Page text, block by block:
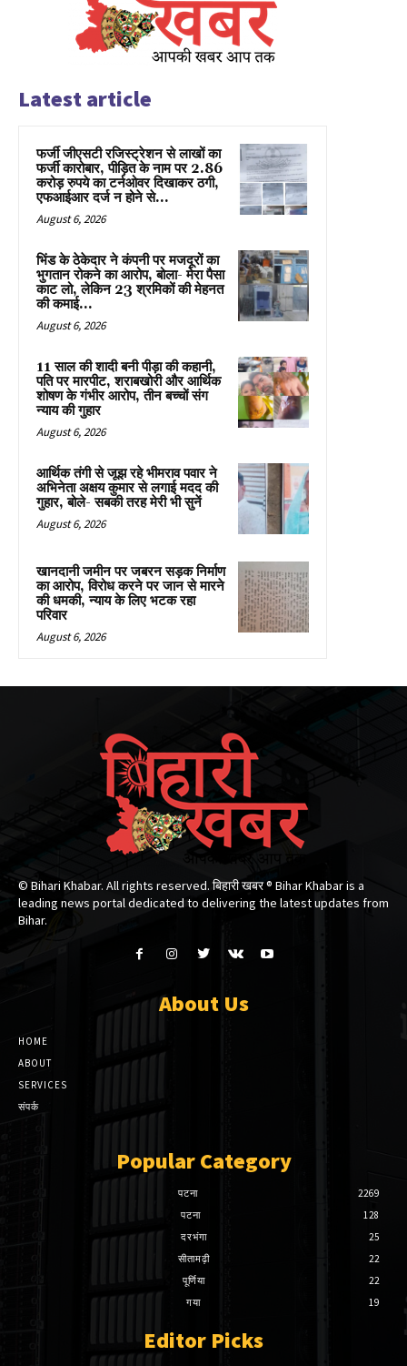
Latest article
फर्जी जीएसटी रजिस्ट्रेशन से लाखों का
फर्जी कारोबार, पीड़ित के नाम पर 2.86
करोड़ रुपये का टर्नओवर दिखाकर ठगी,
एफआईआर दर्ज न होने से...
August 6, 2026
भिंड के ठेकेदार ने कंपनी पर मजदूरों का
भुगतान रोकने का आरोप, बोला- मेरा पैसा
काट लो, लेकिन 23 श्रमिकों की मेहनत
की कमाई...
August 6, 2026
11 साल की शादी बनी पीड़ा की कहानी,
पति पर मारपीट, शराबखोरी और आर्थिक
शोषण के गंभीर आरोप, तीन बच्चों संग
न्याय की गुहार
August 6, 2026
आर्थिक तंगी से जूझ रहे भीमराव पवार ने
अभिनेता अक्षय कुमार से लगाई मदद की
गुहार, बोले- सबकी तरह मेरी भी सुनें
August 6, 2026
खानदानी जमीन पर जबरन सड़क निर्माण
का आरोप, विरोध करने पर जान से मारने
की धमकी, न्याय के लिए भटक रहा
परिवार
August 6, 2026
© Bihari Khabar. All rights reserved. बिहारी खबर ®​ Bihar Khabar is a
leading news portal dedicated to delivering the latest updates from
Bihar.
About Us
HOME
ABOUT
SERVICES
संपर्क
Popular Category
पटना
2269
पटना
128
दरभंगा
25
सीतामढ़ी
22
पूर्णिया
22
गया
19
Editor Picks